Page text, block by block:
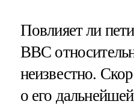
Повлияет ли
BBC
неизвестно.
о его